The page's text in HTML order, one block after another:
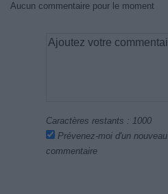
Aucun commentaire pour le moment
Caractères restants : 1000
Prévenez-moi d'un nouveau
commentaire